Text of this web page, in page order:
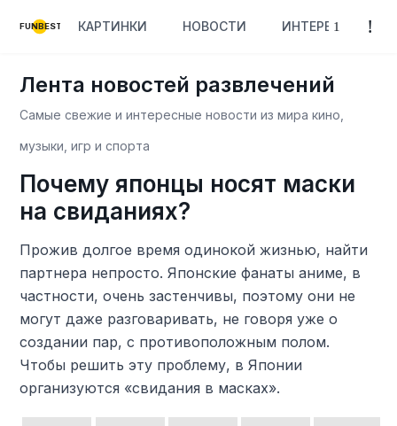
FUNBEST КАРТИНКИ НОВОСТИ ИНТЕРЕСНОЕ
Лента новостей развлечений
Самые свежие и интересные новости из мира кино,
музыки, игр и спорта
Почему японцы носят маски
на свиданиях?
Прожив долгое время одинокой жизнью, найти
партнера непросто. Японские фанаты аниме, в
частности, очень застенчивы, поэтому они не
могут даже разговаривать, не говоря уже о
создании пар, с противоположным полом.
Чтобы решить эту проблему, в Японии
организуются «свидания в масках».